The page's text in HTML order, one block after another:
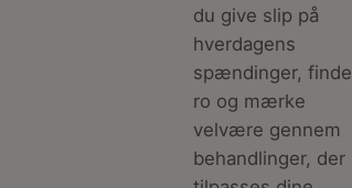
du give slip på
hverdagens
spændinger, finde
ro og mærke
velvære gennem
behandlinger, der